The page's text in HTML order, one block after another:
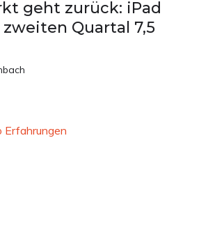
geht zurück: iPad
Quartal 7,5
Erfahrungen